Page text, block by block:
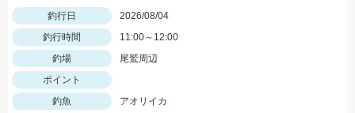
釣行日
2026/08/04
釣行時間
11:00～12:00
釣場
尾鷲周辺
ポイント
釣魚
アオリイカ